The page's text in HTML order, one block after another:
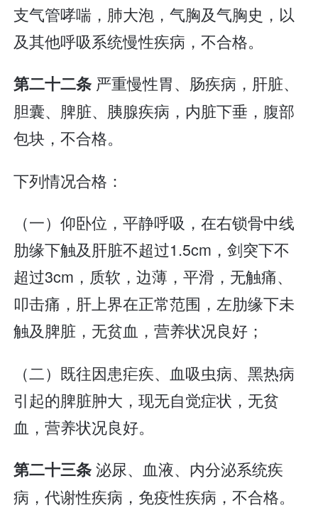
支气管哮喘，肺大泡，气胸及气胸史，以
及其他呼吸系统慢性疾病，不合格。
第二十二条 严重慢性胃、肠疾病，肝脏、
胆囊、脾脏、胰腺疾病，内脏下垂，腹部
包块，不合格。
下列情况合格：
（一）仰卧位，平静呼吸，在右锁骨中线
肋缘下触及肝脏不超过1.5cm，剑突下不
超过3cm，质软，边薄，平滑，无触痛、
叩击痛，肝上界在正常范围，左肋缘下未
触及脾脏，无贫血，营养状况良好；
（二）既往因患疟疾、血吸虫病、黑热病
引起的脾脏肿大，现无自觉症状，无贫
血，营养状况良好。
第二十三条泌尿、血液、内分泌系统疾
病，代谢性疾病，免疫性疾病，不合格。